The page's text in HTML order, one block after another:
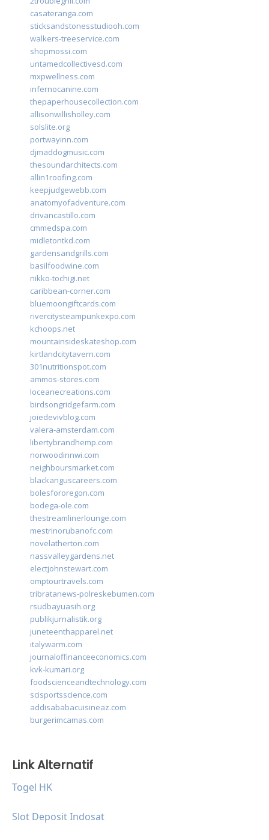
casateranga.com
sticksandstonesstudiooh.com
walkers-treeservice.com
shopmossi.com
untamedcollectivesd.com
mxpwellness.com
infernocanine.com
thepaperhousecollection.com
allisonwillisholley.com
solslite.org
portwayinn.com
djmaddogmusic.com
thesoundarchitects.com
allin1roofing.com
keepjudgewebb.com
anatomyofadventure.com
drivancastillo.com
cmmedspa.com
midletontkd.com
gardensandgrills.com
basilfoodwine.com
nikko-tochigi.net
caribbean-corner.com
bluemoongiftcards.com
rivercitysteampunkexpo.com
kchoops.net
mountainsideskateshop.com
kirtlandcitytavern.com
301nutritionspot.com
ammos-stores.com
loceanecreations.com
birdsongridgefarm.com
joiedevivblog.com
valera-amsterdam.com
libertybrandhemp.com
norwoodinnwi.com
neighboursmarket.com
blackanguscareers.com
bolesfororegon.com
bodega-ole.com
thestreamlinerlounge.com
mestrinorubanofc.com
novelatherton.com
nassvalleygardens.net
electjohnstewart.com
omptourtravels.com
tribratanews-polreskebumen.com
rsudbayuasih.org
publikjurnalistik.org
juneteenthapparel.net
italywarm.com
journaloffinanceeconomics.com
kvk-kumari.org
foodscienceandtechnology.com
scisportsscience.com
addisababacuisineaz.com
burgerimcamas.com
Link Alternatif
Togel HK
Slot Deposit Indosat